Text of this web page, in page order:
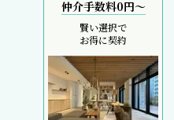
仲介手数料0円～
賢い選択で
お得に契約